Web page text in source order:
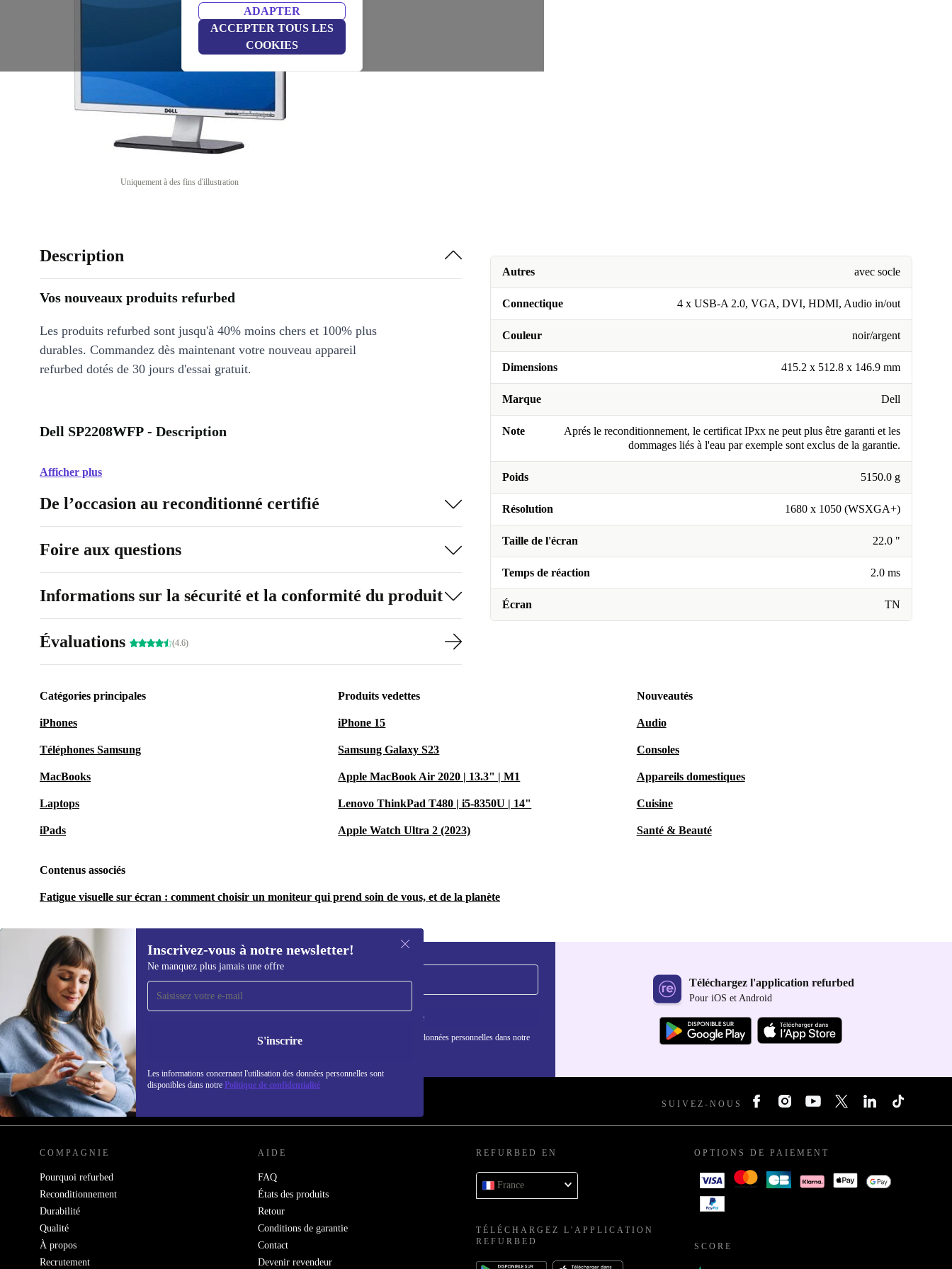
ADAPTER
ACCEPTER TOUS LES
COOKIES
Uniquement à des fins d'illustration
Autres avec socle
Connectique 4 x USB-A 2.0, VGA, DVI, HDMI, Audio in/out
Couleur noir/argent
Dimensions 415.2 x 512.8 x 146.9 mm
Marque Dell
Note
Aprés le reconditionnement, le certificat IPxx ne peut plus être garanti et les
dommages liés à l'eau par exemple sont exclus de la garantie.
Poids 5150.0 g
Résolution 1680 x 1050 (WSXGA+)
Taille de l'écran 22.0 "
Temps de réaction 2.0 ms
Écran TN
Description
Vos nouveaux produits refurbed
Les produits refurbed sont jusqu'à 40% moins chers et 100% plus
durables. Commandez dès maintenant votre nouveau appareil
refurbed dotés de 30 jours d'essai gratuit.
Dell SP2208WFP - Description
Afficher plus
De l’occasion au reconditionné certifié
Foire aux questions
Informations sur la sécurité et la conformité du produit
Évaluations (4.6)
Catégories principales
iPhones
Téléphones Samsung
MacBooks
Laptops
iPads
Produits vedettes
iPhone 15
Samsung Galaxy S23
Apple MacBook Air 2020 | 13.3" | M1
Lenovo ThinkPad T480 | i5-8350U | 14"
Apple Watch Ultra 2 (2023)
Nouveautés
Audio
Consoles
Appareils domestiques
Cuisine
Santé & Beauté
Contenus associés
Fatigue visuelle sur écran : comment choisir un moniteur qui prend soin de vous, et de la planète
Inscrivez-vous à notre newsletter!
Ne manquez plus jamais une offre
S'inscrire
Les informations concernant l'utilisation des données personnelles sont
disponibles dans notre Politique de confidentialité
Recevoir offres et infos de
refurbed par mail
Ne manquez plus aucune offre.
S'inscrire
Retrouvez les informations sur l'utilisation des données personnelles dans notre
Téléchargez l'application refurbed
Pour iOS et Android
REFURBED FRANCE - RETHINK NEW. SUIVEZ-NOUS
COMPAGNIE
Pourquoi refurbed
Reconditionnement
Durabilité
Qualité
À propos
Recrutement
AIDE
FAQ
États des produits
Retour
Conditions de garantie
Contact
Devenir revendeur
REFURBED EN
France
TÉLÉCHARGEZ L'APPLICATION
REFURBED
OPTIONS DE PAIEMENT
SCORE